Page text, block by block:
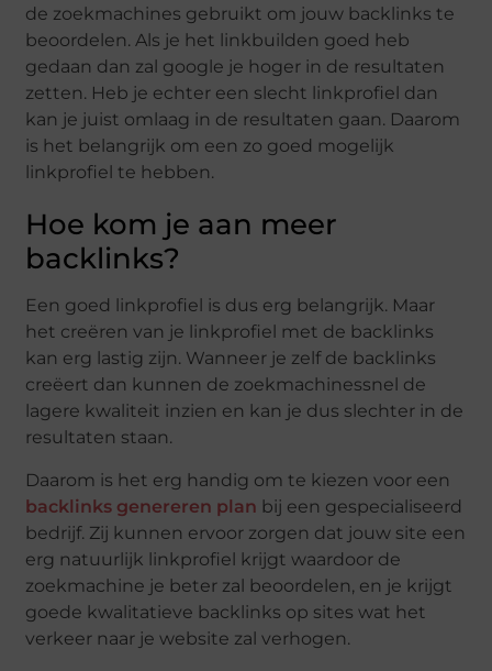
de zoekmachines gebruikt om jouw backlinks te
beoordelen. Als je het linkbuilden goed heb
gedaan dan zal google je hoger in de resultaten
zetten. Heb je echter een slecht linkprofiel dan
kan je juist omlaag in de resultaten gaan. Daarom
is het belangrijk om een zo goed mogelijk
linkprofiel te hebben.
Hoe kom je aan meer
backlinks?
Een goed linkprofiel is dus erg belangrijk. Maar
het creëren van je linkprofiel met de backlinks
kan erg lastig zijn. Wanneer je zelf de backlinks
creëert dan kunnen de zoekmachinessnel de
lagere kwaliteit inzien en kan je dus slechter in de
resultaten staan.
Daarom is het erg handig om te kiezen voor een
backlinks genereren plan bij een gespecialiseerd
bedrijf. Zij kunnen ervoor zorgen dat jouw site een
erg natuurlijk linkprofiel krijgt waardoor de
zoekmachine je beter zal beoordelen, en je krijgt
goede kwalitatieve backlinks op sites wat het
verkeer naar je website zal verhogen.